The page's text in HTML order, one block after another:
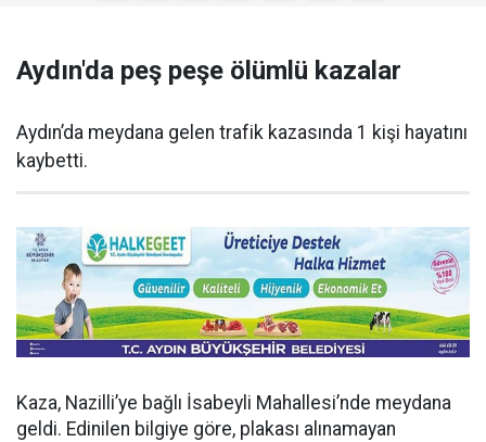
Aydın'da peş peşe ölümlü kazalar
Aydın’da meydana gelen trafik kazasında 1 kişi hayatını
kaybetti.
Kaza, Nazilli’ye bağlı İsabeyli Mahallesi’nde meydana
geldi. Edinilen bilgiye göre, plakası alınamayan